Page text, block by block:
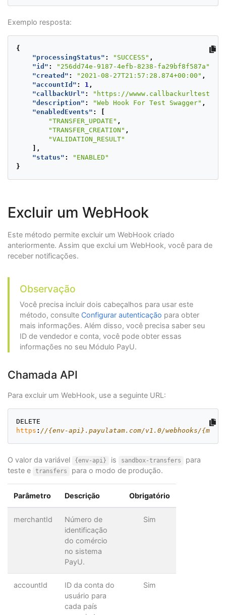
Exemplo resposta:
{
"processingStatus" : "SUCCESS" ,
"id" : "256dd74e-9187-4efb-8238-fa29bf8f587a"
"created" : "2021-08-27T21:57:28.874+00:00" ,
"accountId" : 1,
"callbackUrl" :
"https://
"description" : "Web Hook For Test Swagger" ,
"enabledEvents" :
"TRANSFER_UPDATE" ,
"TRANSFER_CREATION" ,
"VALIDATION_RESULT"
],
"status" :
"ENABLED"
}
Excluir um WebHook
Este método permite excluir um WebHook criado
anteriormente. Assim que exclui um WebHook, você para de
receber notificações.
Observação
Você precisa incluir dois cabeçalhos para usar este
método, consulte Configurar autenticação para obter
mais informações. Além disso, você precisa saber seu
ID de vendedor e conta, você pode obter essas
informações no seu Módulo PayU.
Chamada API
Para excluir um WebHook, use a seguinte URL:
DELETE
https : //{env-api}.payulatam.com/v1.0/webhooks/
O valor da variável {env-api} is sandbox-transfers
para
teste e
transfers para o modo de produção.
Parâmetro Descrição Obrigatório
merchantId
Número de
identificação
do comércio
no sistema
PayU.
Sim
accountId
ID da conta do
usuário para
cada país
Sim